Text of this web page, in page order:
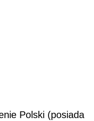
Polski (posiada